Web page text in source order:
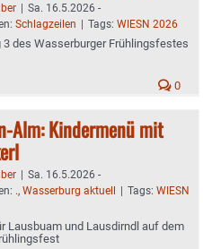
| Sa. 16.5.2026 -
Schlagzeilen | Tags: WIESN 2026
3 des Wasserburger Frühlingsfestes
0
Alm: Kindermenü mit
| Sa. 16.5.2026 -
., Wasserburg aktuell | Tags: WIESN
Lausbuam und Lausdirndl auf dem